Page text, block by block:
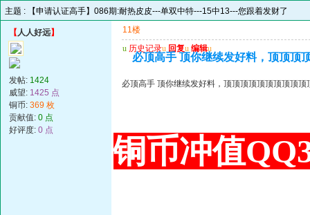
主题 : 【申请认证高手】086期:耐热皮皮---单双中特---15中13---您跟着发财了
【人人好远】
发帖: 1424
威望: 1425 点
铜币: 369 枚
贡献值: 0 点
好评度: 0 点
11楼
u 历史记录u 回复u 编辑u
必顶高手 顶你继续发好料，顶顶顶
必顶高手 顶你继续发好料，顶顶顶顶顶顶顶顶顶顶
铜币冲值